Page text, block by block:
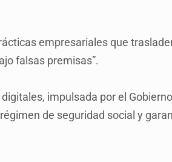
empresariales que
falsas premisas”.
impulsada por el
de seguridad social y